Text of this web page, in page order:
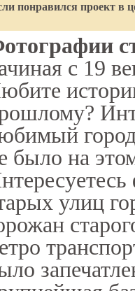
понравился проект в
с 19
было на
улиц